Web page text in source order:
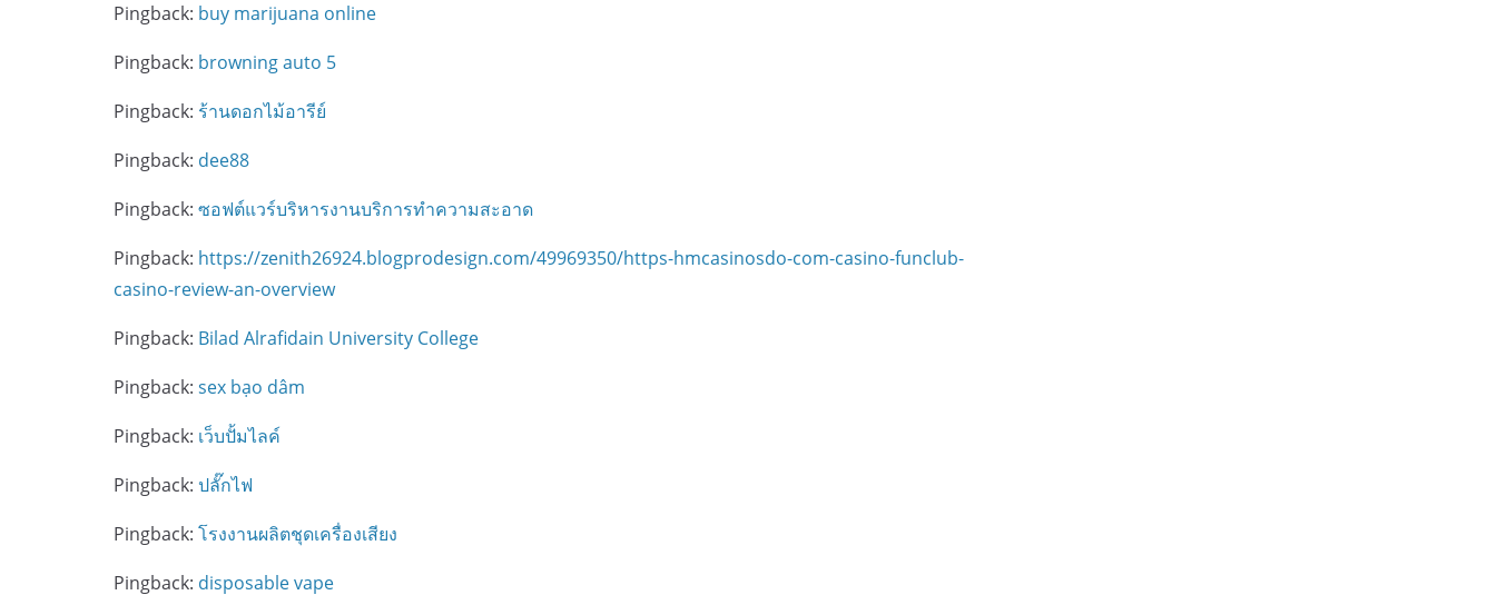
Pingback: buy marijuana online
Pingback: browning auto 5
Pingback: ร้านดอกไม้อารีย์
Pingback: dee88
Pingback: ซอฟต์แวร์บริหารงานบริการทำความสะอาด
Pingback: https://zenith26924.blogprodesign.com/49969350/https-hmcasinosdo-com-casino-funclub-
casino-review-an-overview
Pingback: Bilad Alrafidain University College
Pingback: sex bạo dâm
Pingback: เว็บปั้มไลค์
Pingback: ปลั๊กไฟ
Pingback: โรงงานผลิตชุดเครื่องเสียง
Pingback: disposable vape